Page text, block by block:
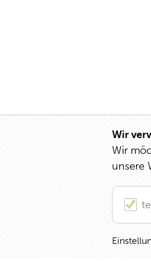
Wir
Wir
unsere